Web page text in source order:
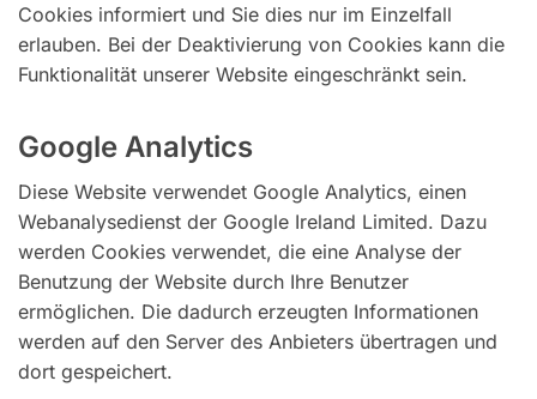
Cookies informiert und Sie dies nur im Einzelfall
erlauben. Bei der Deaktivierung von Cookies kann die
Funktionalität unserer Website eingeschränkt sein.
Google Analytics
Diese Website verwendet Google Analytics, einen
Webanalysedienst der Google Ireland Limited. Dazu
werden Cookies verwendet, die eine Analyse der
Benutzung der Website durch Ihre Benutzer
ermöglichen. Die dadurch erzeugten Informationen
werden auf den Server des Anbieters übertragen und
dort gespeichert.